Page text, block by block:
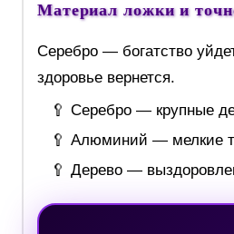
Материал ложки и
Серебро — богатство
здоровье вернется.
🥄 Серебро — крупные
🥄 Алюминий — мелкие
🥄 Дерево —